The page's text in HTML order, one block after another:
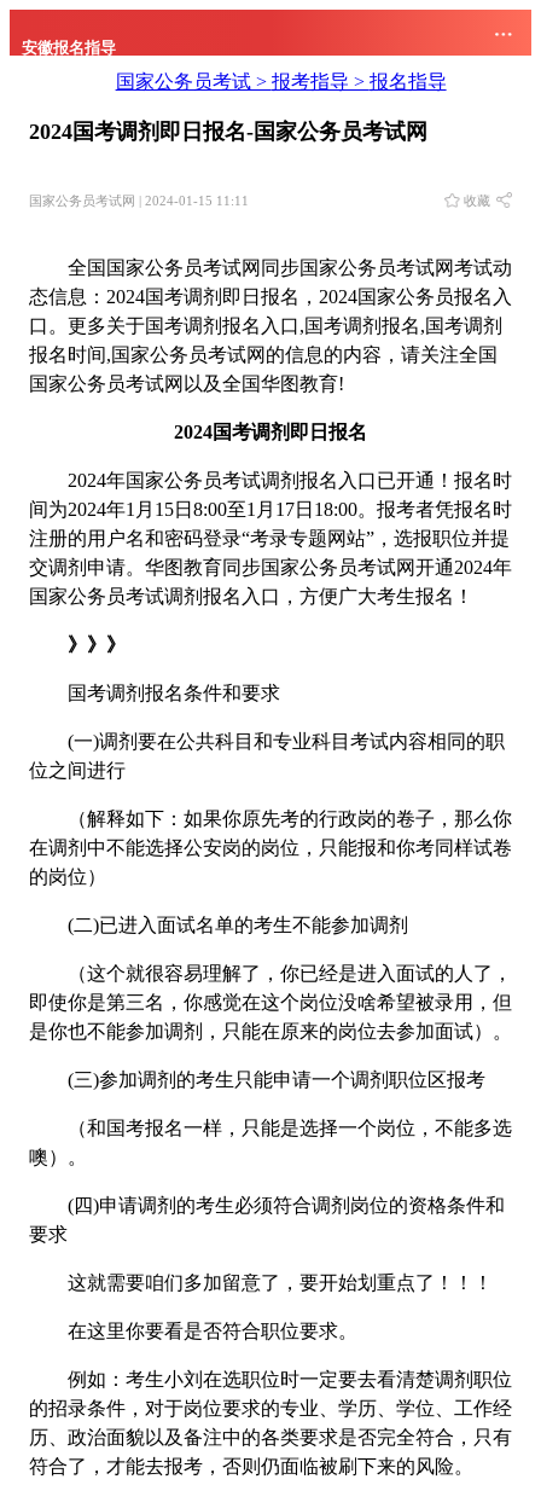
安徽报名指导
国家公务员考试 > 报考指导 > 报名指导
2024国考调剂即日报名-国家公务员考试网
国家公务员考试网 | 2024-01-15 11:11 收藏
全国国家公务员考试网同步国家公务员考试网考试动
态信息：2024国考调剂即日报名，2024国家公务员报名入
口。更多关于国考调剂报名入口,国考调剂报名,国考调剂
报名时间,国家公务员考试网的信息的内容，请关注全国
国家公务员考试网以及全国华图教育!
2024国考调剂即日报名
2024年国家公务员考试调剂报名入口已开通！报名时
间为2024年1月15日8:00至1月17日18:00。报考者凭报名时
注册的用户名和密码登录“考录专题网站”，选报职位并提
交调剂申请。华图教育同步国家公务员考试网开通2024年
国家公务员考试调剂报名入口，方便广大考生报名！
》》》
国考调剂报名条件和要求
(一)调剂要在公共科目和专业科目考试内容相同的职
位之间进行
（解释如下：如果你原先考的行政岗的卷子，那么你
在调剂中不能选择公安岗的岗位，只能报和你考同样试卷
的岗位）
(二)已进入面试名单的考生不能参加调剂
（这个就很容易理解了，你已经是进入面试的人了，
即使你是第三名，你感觉在这个岗位没啥希望被录用，但
是你也不能参加调剂，只能在原来的岗位去参加面试）。
(三)参加调剂的考生只能申请一个调剂职位区报考
（和国考报名一样，只能是选择一个岗位，不能多选
噢）。
(四)申请调剂的考生必须符合调剂岗位的资格条件和
要求
这就需要咱们多加留意了，要开始划重点了！！！
在这里你要看是否符合职位要求。
例如：考生小刘在选职位时一定要去看清楚调剂职位
的招录条件，对于岗位要求的专业、学历、学位、工作经
历、政治面貌以及备注中的各类要求是否完全符合，只有
符合了，才能去报考，否则仍面临被刷下来的风险。